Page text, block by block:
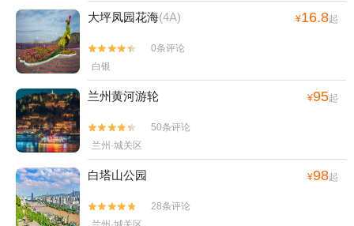
大坪凤园花海(4A) ¥16.8起


0条评论
白银
兰州黄河游轮 ¥95起


50条评论
兰州·城关区
白塔山公园 ¥98起


28条评论